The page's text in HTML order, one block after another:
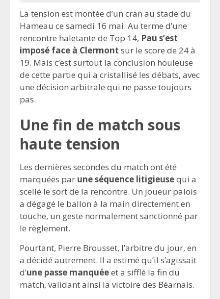
La tension est montée d’un cran au stade du
Hameau ce samedi 16 mai. Au terme d’une
rencontre haletante de Top 14, Pau s’est
imposé face à Clermont sur le score de 24 à
19. Mais c’est surtout la conclusion houleuse
de cette partie qui a cristallisé les débats, avec
une décision arbitrale qui ne passe toujours
pas.
Une fin de match sous
haute tension
Les dernières secondes du match ont été
marquées par une séquence litigieusequi a
scellé le sort de la rencontre. Un joueur palois
a dégagé le ballon à la main directement en
touche, un geste normalement sanctionné par
le règlement.
Pourtant, Pierre Brousset, l’arbitre du jour, en
a décidé autrement. Il a estimé qu’il s’agissait
d’une passe manquéeet a sifflé la fin du
match, validant ainsi la victoire des Béarnais.